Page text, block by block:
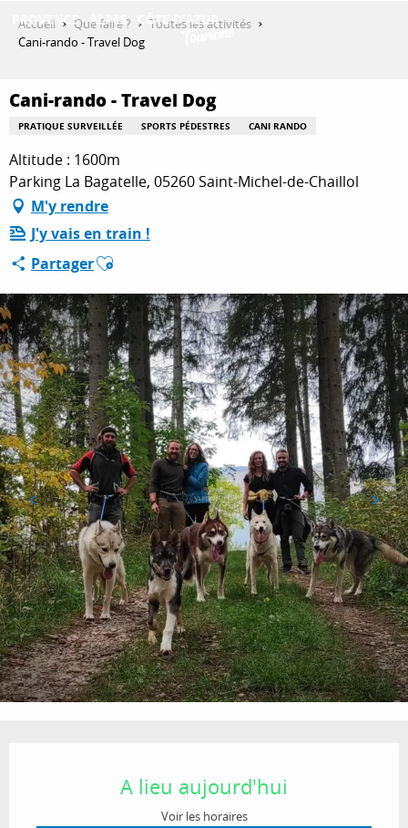
QUE FAIRE ?
SÉJOURNER
ESPACE PRO
Accueil Que faire ?
Toutes les activités
Cani-rando - Travel Dog
Cani-rando - Travel Dog
PRATIQUE SURVEILLÉE SPORTS PÉDESTRES CANI RANDO
Altitude : 1600m
Parking La Bagatelle, 05260 Saint-Michel-de-Chaillol
M'y rendre
J'y vais en train !
PartagerAjouter aux favoris
A lieu aujourd'hui
Voir les horaires